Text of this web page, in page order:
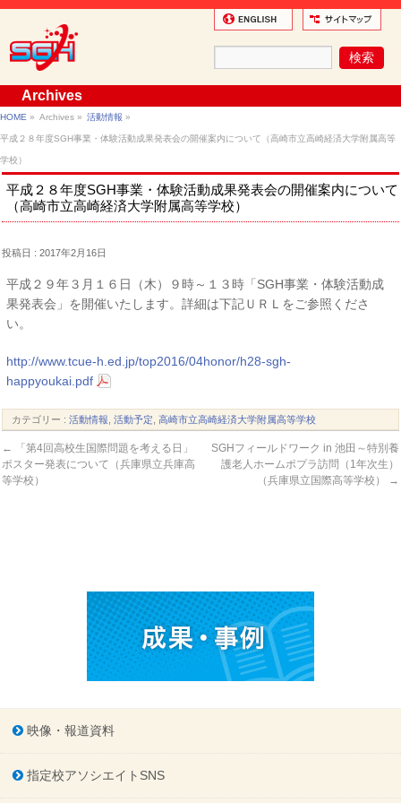
Archives
HOME » Archives » 活動情報 »
平成２８年度SGH事業・体験活動成果発表会の開催案内について（高崎市立高崎経済大学附属高等
学校）
平成２８年度SGH事業・体験活動成果発表会の開催案内について
（高崎市立高崎経済大学附属高等学校）
投稿日 : 2017年2月16日
平成２９年３月１６日（木）９時～１３時「SGH事業・体験活動成
果発表会」を開催いたします。詳細は下記ＵＲＬをご参照くださ
い。
http://www.tcue-h.ed.jp/top2016/04honor/h28-sgh-
happyoukai.pdf
カテゴリー :活動情報 ,活動予定 ,高崎市立高崎経済大学附属高等学校
←
「第4回高校生国際問題を考える日」
ポスター発表について（兵庫県立兵庫高
等学校）
SGHフィールドワーク in 池田～特別養
護老人ホームポプラ訪問（1年次生）
（兵庫県立国際高等学校）
→
映像・報道資料
指定校アソシエイトSNS